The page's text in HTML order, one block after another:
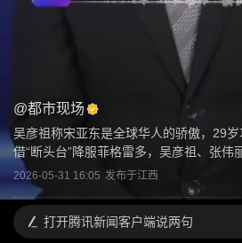
@都市现场
吴彦祖称宋亚东是全球华人的骄傲，29
借“断头台”降服菲格雷多，吴彦祖、张伟
2026-05-31 16:05 发布于江西
打开腾讯新闻客户端说两句